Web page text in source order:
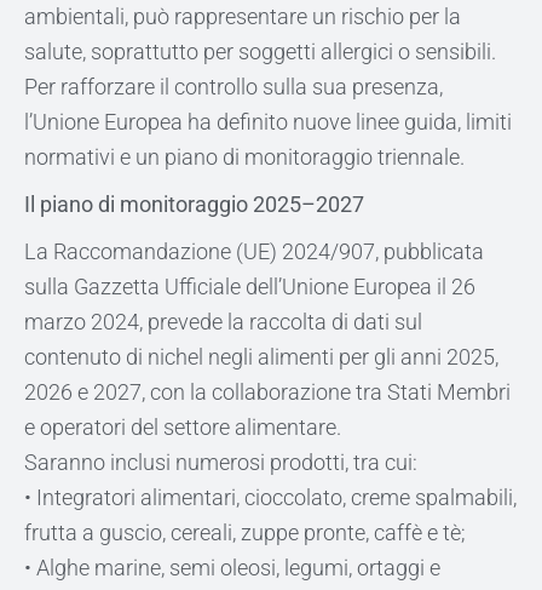
ambientali, può rappresentare un rischio per la
salute, soprattutto per soggetti allergici o sensibili.
Per rafforzare il controllo sulla sua presenza,
l’Unione Europea ha definito nuove linee guida, limiti
normativi e un piano di monitoraggio triennale.
Il piano di monitoraggio 2025–2027
La Raccomandazione (UE) 2024/907, pubblicata
sulla Gazzetta Ufficiale dell’Unione Europea il 26
marzo 2024, prevede la raccolta di dati sul
contenuto di nichel negli alimenti per gli anni 2025,
2026 e 2027, con la collaborazione tra Stati Membri
e operatori del settore alimentare.
Saranno inclusi numerosi prodotti, tra cui:
• Integratori alimentari, cioccolato, creme spalmabili,
frutta a guscio, cereali, zuppe pronte, caffè e tè;
• Alghe marine, semi oleosi, legumi, ortaggi e